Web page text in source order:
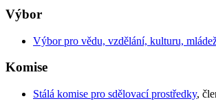
Výbor
Výbor pro vědu, vzdělání, kulturu,
Komise
Stálá komise pro sdělovací prostředky,